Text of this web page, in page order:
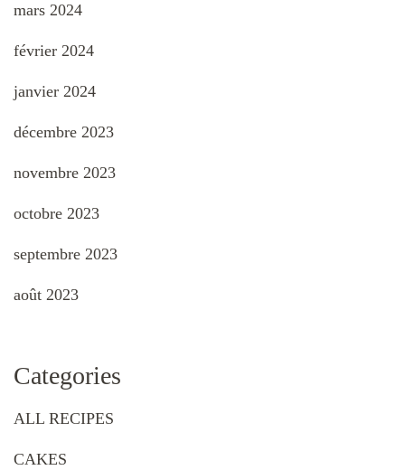
mars 2024
février 2024
janvier 2024
décembre 2023
novembre 2023
octobre 2023
septembre 2023
août 2023
Categories
ALL RECIPES
CAKES